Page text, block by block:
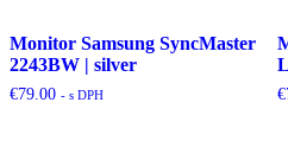
Monitor Samsung SyncMaster
2243BW | silver
€79.00 - s DPH €